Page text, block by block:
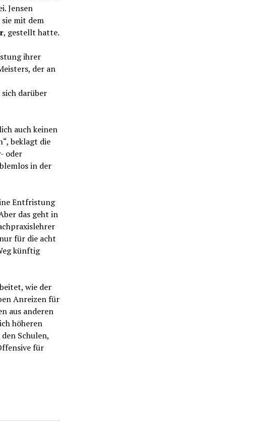
Jensen
mit dem
, gestellt hatte.
ihrer
der an
darüber
auch keinen
beklagt die
oder
in der
Entfristung
das geht in
für die acht
künftig
wie der
Anreizen für
aus anderen
höheren
Schulen,
für